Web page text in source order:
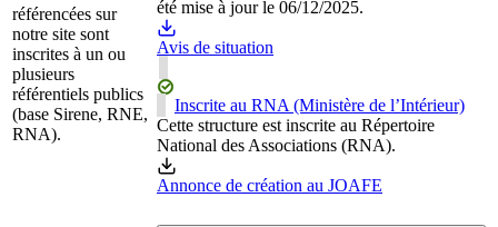
référencées sur
notre site sont
inscrites à un ou
plusieurs
référentiels publics
(base Sirene, RNE,
RNA).
été mise à jour le 06/12/2025.
Avis de situation
Inscrite au RNA (Ministère de l’Intérieur)
Cette structure est inscrite au Répertoire
National des Associations (RNA).
Annonce de création au JOAFE